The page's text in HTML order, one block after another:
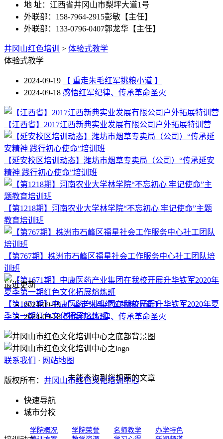
地 址：江西省井冈山市梨坪大道1号
外联部：158-7964-2915彭敏【主任】
外联部：133-0796-0407郭龙华【主任】
井冈山红色培训 > 体验式教学
体验式教学
2024-09-19
【 重走朱毛红军挑粮小道 】
2024-09-18 感悟红军纪律、传承革命圣火
【江西省】2017江西新典实业发展有限公司户外拓展特训营
【延安校区培训动态】潍坊市烟草专卖局（公司）“传承延安
精神 践行初心使命”培训班
【第1218期】河南农业大学林学院“不忘初心 牢记使命”主题
教育培训班
【第767期】株洲市石峰区福星社会工作服务中心社工团队培
训班
【第1671期】中康医药产业集团在我校开展升华铁军2020年夏
季第一期红色文化拓展熔炼班
未能查询到您想要的文章
最近更新
2024-09-19 【 重走朱毛红军挑粮小道 】
2024-09-18 感悟红军纪律、传承革命圣火
联系我们 · 网站地图
版权所有： 井冈山市红色文化培训中心
快速导航
城市分校
学院概况 学院荣誉 名师教学
办学特色